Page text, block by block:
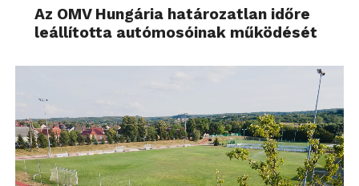
Az OMV Hungária határozatlan időre
leállította autómosóinak működését